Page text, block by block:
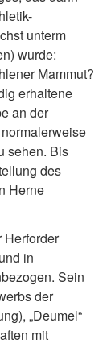
unterm
wurde:
Mammut?
erhaltene
an der
sehen. Bis
des
Herne
Herforder
in
Sein
der
„Deumel“
mit